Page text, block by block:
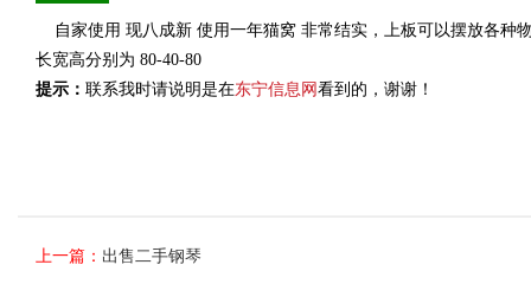
自家使用 现八成新 使用一年猫窝 非常结实，上板可以摆放各种
长宽高分别为 80-40-80
提示： 联系我时请说明是在东宁信息网 看到的，谢谢！
上一篇： 出售二手钢琴